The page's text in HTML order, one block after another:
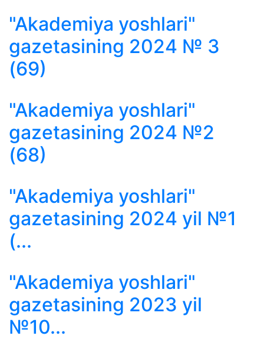
"Akademiya yoshlari"
gazetasining 2024 № 3
(69)
"Akademiya yoshlari"
gazetasining 2024 №2
(68)
"Akademiya yoshlari"
gazetasining 2024 yil №1
(...
"Akademiya yoshlari"
gazetasining 2023 yil
№10...